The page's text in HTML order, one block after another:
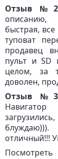
Отзыв
описанию,
быстрая,
туповат
продавец
пульт и SD
целом, за
доволен,
Отзыв
Навигатор
отличный!!!